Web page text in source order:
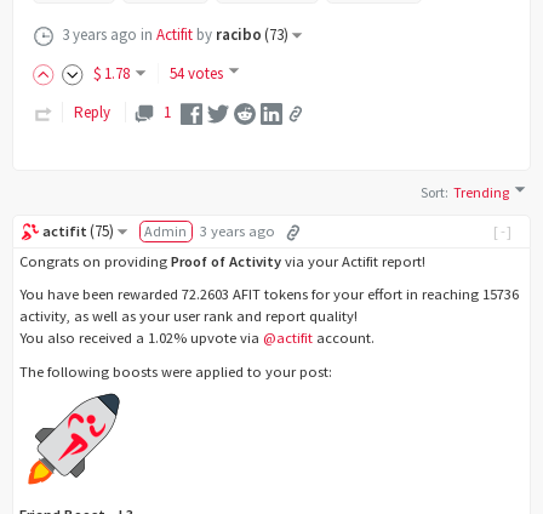
3 years ago in Actifit by racibo(73)
$ 1.78
54 votes
Reply
1
Sort:Trending
[-]
actifit (75) Admin
3 years ago
Congrats on providing Proof of Activity via your Actifit report!
You have been rewarded 72.2603 AFIT tokens for your effort in reaching 15736
activity, as well as your user rank and report quality!
You also received a 1.02% upvote via @actifit account.
The following boosts were applied to your post: